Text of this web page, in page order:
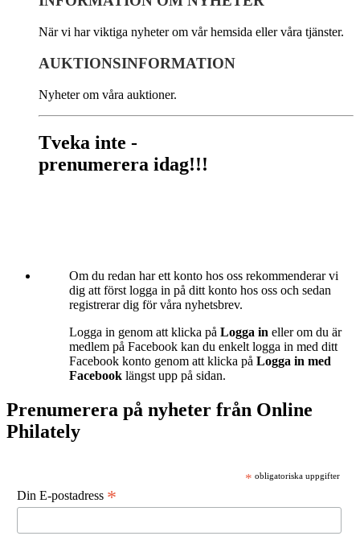
När vi har viktiga nyheter om vår hemsida eller våra tjänster.
AUKTIONSINFORMATION
Nyheter om våra auktioner.
Tveka inte -
prenumerera idag!!!
Om du redan har ett konto hos oss rekommenderar vi
dig att först logga in på ditt konto hos oss och sedan
registrerar dig för våra nyhetsbrev.
Logga in genom att klicka på Logga in eller om du är
medlem på Facebook kan du enkelt logga in med ditt
Facebook konto genom att klicka på Logga in med
Facebook längst upp på sidan.
Prenumerera på nyheter från Online
Philately
* obligatoriska uppgifter
Din E-postadress *